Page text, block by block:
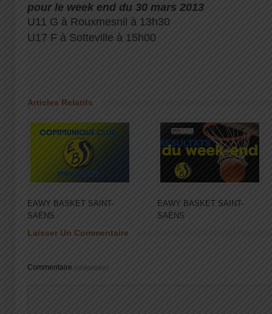
pour le week end du 30 mars 2013
U11 G à Rouxmesnil à 13h30
U17 F à Sotteville à 15h00
Articles Relatifs
EAWY BASKET SAINT-
SAËNS
EAWY BASKET SAINT-
SAËNS
Laisser Un Commentaire
Commentaire (obligatoire)